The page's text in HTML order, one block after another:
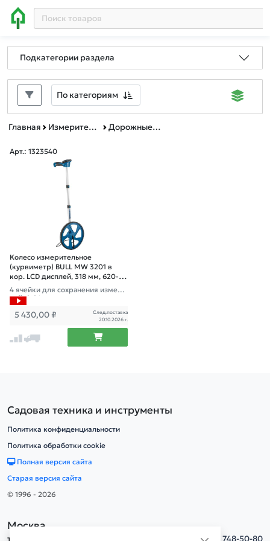
Подкатегории раздела
По категориям
Главная Измерительный инструмент Дорожные измерительные приборы
Арт.: 1323540
Колесо измерительное
(курвиметр) BULL MW 3201 в
кор. LCD дисплей, 318 мм, 620-
1000 мм - высота
4 ячейки для сохранения измере
ний, 0.01 м - цена деления
5 430,00 ₽
След.поставка
20.10.2026 г.
Садовая техника и инструменты
Политика конфиденциальности
Политика обработки cookie
Полная версия сайта
Старая версия сайта
© 1996 - 2026
Москва